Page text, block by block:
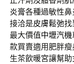
炎膏各種過敏性
接洽是皮膚鬆弛找
最大價值中壢汽
款買賣適用肥胖
生茶飲暖宮讓幫